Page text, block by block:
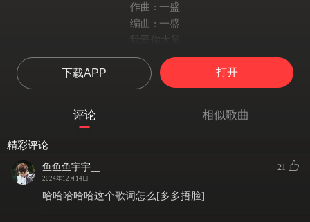
作曲 : 一盛
编曲 : 一盛
我爱你大舅
你不爱我了
我爱你二舅
我喜欢上你了
如今乐坛乱象真假难辨多荒唐
下载APP 打开
评论 相似歌曲
精彩评论
鱼鱼鱼宇宇__
2024年12月14日
21
哈哈哈哈哈这个歌词怎么[多多捂脸]